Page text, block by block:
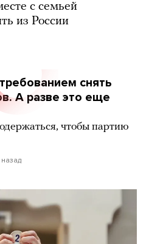
с семьей
из России
снять
А разве это еще
чтобы партию